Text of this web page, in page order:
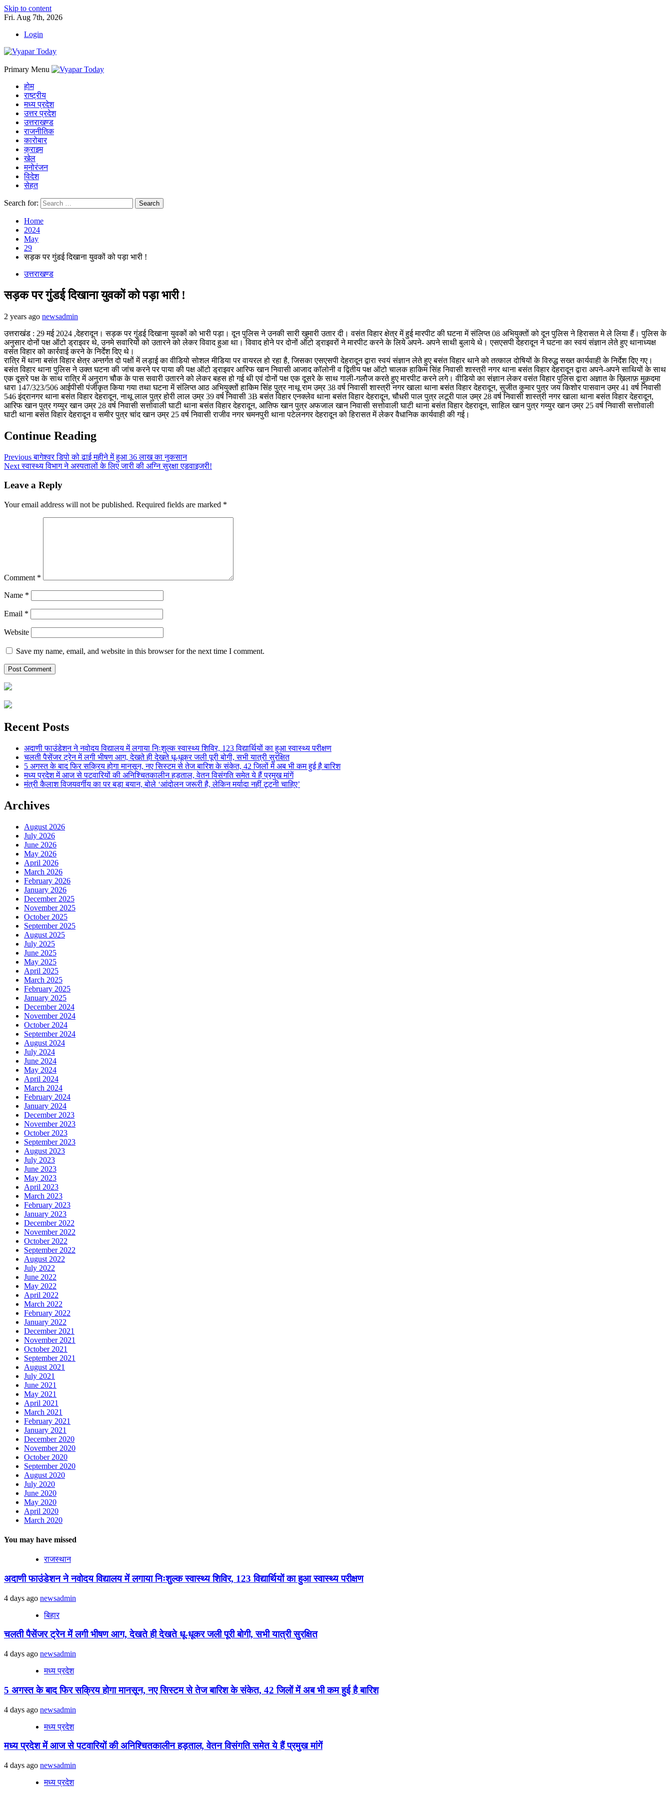
Skip to content
Fri. Aug 7th, 2026
Login
Primary Menu
होम
राष्ट्रीय
मध्य प्रदेश
उत्तर प्रदेश
उत्तराखण्ड
राजनीतिक
कारोबार
क्राइम
खेल
मनोरंजन
विदेश
सेहत
Search for:
Home
2024
May
29
सड़क पर गुंडई दिखाना युवकों को पड़ा भारी !
उत्तराखण्ड
सड़क पर गुंडई दिखाना युवकों को पड़ा भारी !
2 years ago newsadmin
उत्तराखंड : 29 मई 2024 ,देहरादून। सड़क पर गुंडई दिखाना युवकों को भारी पड़ा। दून पुलिस ने उनकी सारी खुमारी उतार दी। वसंत विहार क्षेत्र में हुई मारपीट की घटना में संलिप्त 08 अभियुक्तों को दून पुलिस ने हिरासत मे ले लिया हैं। पुलिस के
अनुसार दोनों पक्ष ऑटो ड्राइवर थे, उनमे सवारियों को उतारने को लेकर विवाद हुआ था। विवाद होने पर दोनों ऑटो ड्राइवरों ने मारपीट करने के लिये अपने- अपने साथी बुलाये थे। एसएसपी देहरादून ने घटना का स्वयं संज्ञान लेते हुए थानाध्यक्ष
वसंत विहार को कार्रवाई करने के निर्देश दिए थे।
रात्रि में थाना बसंत विहार क्षेत्र अन्तर्गत दो पक्षों में लड़ाई का वीडियो सोशल मीडिया पर वायरल हो रहा है, जिसका एसएसपी देहरादून द्वारा स्वयं संज्ञान लेते हुए बसंत विहार थाने को तत्काल दोषियों के विरुद्ध सख्त कार्यवाही के निर्देश दिए गए।
बसंत विहार थाना पुलिस ने उक्त घटना की जांच करने पर पाया की पक्ष ऑटो ड्राइवर आरिफ खान निवासी आजाद कॉलोनी व द्वितीय पक्ष ऑटो चालक हाकिम सिंह निवासी शास्त्री नगर थाना बसंत विहार देहरादून द्वारा अपने-अपने साथियों के साथ
एक दूसरे पक्ष के साथ रात्रि में अनुराग चौक के पास सवारी उतारने को लेकर बहस हो गई थी एवं दोनों पक्ष एक दूसरे के साथ गाली-गलौज करते हुए मारपीट करने लगे। वीडियो का संज्ञान लेकर वसंत विहार पुलिस द्वारा अज्ञात के ख़िलाफ़ मुक़दमा
धारा 147/323/506 आईपीसी पंजीकृत किया गया तथा घटना में संलिप्त आठ अभियुक्तों हाकिम सिंह पुत्र नाथू राम उम्र 38 वर्ष निवासी शास्त्री नगर खाला थाना बसंत विहार देहरादून, सुजीत कुमार पुत्र जय किशोर पासवान उम्र 41 वर्ष निवासी
546 इंद्रानगर थाना बसंत विहार देहरादून, नाथू लाल पुत्र होरी लाल उम्र 39 वर्ष निवासी 3B बसंत विहार एनक्लेव थाना बसंत विहार देहरादून, चौधरी पाल पुत्र लटूरी पाल उम्र 28 वर्ष निवासी शास्त्री नगर खाला थाना बसंत विहार देहरादून,
आरिफ खान पुत्र गय्युर खान उम्र 28 वर्ष निवासी सत्तोवाली घाटी थाना बसंत विहार देहरादून, आतिफ खान पुत्र अफजाल खान निवासी सत्तोवाली घाटी थाना बसंत विहार देहरादून, साहिल खान पुत्र गय्युर खान उम्र 25 वर्ष निवासी सत्तोवाली
घाटी थाना बसंत विहार देहरादून व समीर पुत्र चांद खान उम्र 25 वर्ष निवासी राजीव नगर चमनपुरी थाना पटेलनगर देहरादून को हिरासत में लेकर वैधानिक कार्यवाही की गई।
Continue Reading
Previousबागेश्वर डिपो को ढाई महीने में हुआ 36 लाख का नुकसान
Nextस्वास्थ्य विभाग ने अस्पतालों के लिए जारी की अग्नि सुरक्षा एडवाइजरी!
Leave a Reply
Your email address will not be published. Required fields are marked *
Comment *
Name *
Email *
Website
Save my name, email, and website in this browser for the next time I comment.
Recent Posts
अदाणी फाउंडेशन ने नवोदय विद्यालय में लगाया निःशुल्क स्वास्थ्य शिविर, 123 विद्यार्थियों का हुआ स्वास्थ्य परीक्षण
चलती पैसेंजर ट्रेन में लगी भीषण आग, देखते ही देखते धू-धूकर जली पूरी बोगी, सभी यात्री सुरक्षित
5 अगस्त के बाद फिर सक्रिय होगा मानसून, नए सिस्टम से तेज बारिश के संकेत, 42 जिलों में अब भी कम हुई है बारिश
मध्य प्रदेश में आज से पटवारियों की अनिश्चितकालीन हड़ताल, वेतन विसंगति समेत ये हैं प्रमुख मांगें
मंत्री कैलाश विजयवर्गीय का पर बड़ा बयान, बोले ‘आंदोलन जरूरी है, लेकिन मर्यादा नहीं टूटनी चाहिए’
Archives
August 2026
July 2026
June 2026
May 2026
April 2026
March 2026
February 2026
January 2026
December 2025
November 2025
October 2025
September 2025
August 2025
July 2025
June 2025
May 2025
April 2025
March 2025
February 2025
January 2025
December 2024
November 2024
October 2024
September 2024
August 2024
July 2024
June 2024
May 2024
April 2024
March 2024
February 2024
January 2024
December 2023
November 2023
October 2023
September 2023
August 2023
July 2023
June 2023
May 2023
April 2023
March 2023
February 2023
January 2023
December 2022
November 2022
October 2022
September 2022
August 2022
July 2022
June 2022
May 2022
April 2022
March 2022
February 2022
January 2022
December 2021
November 2021
October 2021
September 2021
August 2021
July 2021
June 2021
May 2021
April 2021
March 2021
February 2021
January 2021
December 2020
November 2020
October 2020
September 2020
August 2020
July 2020
June 2020
May 2020
April 2020
March 2020
You may have missed
राजस्थान
अदाणी फाउंडेशन ने नवोदय विद्यालय में लगाया निःशुल्क स्वास्थ्य शिविर, 123 विद्यार्थियों का हुआ स्वास्थ्य परीक्षण
4 days ago newsadmin
बिहार
चलती पैसेंजर ट्रेन में लगी भीषण आग, देखते ही देखते धू-धूकर जली पूरी बोगी, सभी यात्री सुरक्षित
4 days ago newsadmin
मध्य प्रदेश
5 अगस्त के बाद फिर सक्रिय होगा मानसून, नए सिस्टम से तेज बारिश के संकेत, 42 जिलों में अब भी कम हुई है बारिश
4 days ago newsadmin
मध्य प्रदेश
मध्य प्रदेश में आज से पटवारियों की अनिश्चितकालीन हड़ताल, वेतन विसंगति समेत ये हैं प्रमुख मांगें
4 days ago newsadmin
मध्य प्रदेश